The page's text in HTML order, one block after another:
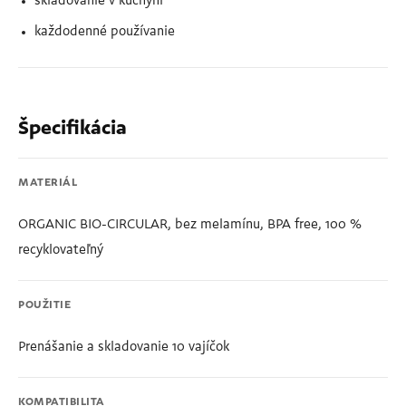
každodenné používanie
Špecifikácia
MATERIÁL
ORGANIC BIO-CIRCULAR, bez melamínu, BPA free, 100 %
recyklovateľný
POUŽITIE
Prenášanie a skladovanie 10 vajíčok
KOMPATIBILITA